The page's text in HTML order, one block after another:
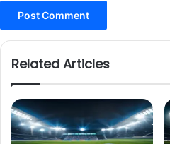
Related Articles